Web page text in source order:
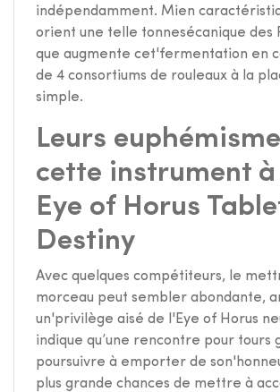
indépendamment. Mien
orient une telle tonnesécanique des
que augmente cet'fermentation en
de 4 consortiums de rouleaux à la
simple.
Leurs
cette instrument à
Eye of Horus
Destiny
Avec quelques compétiteurs, le
morceau peut sembler abondante,
un'privilège aisé de l'Eye of Horus
indique qu’une rencontre pour tours
poursuivre à emporter de
plus grande chances de mettre à